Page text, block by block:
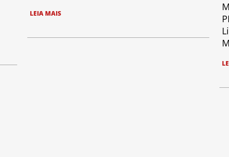
LEIA MAIS